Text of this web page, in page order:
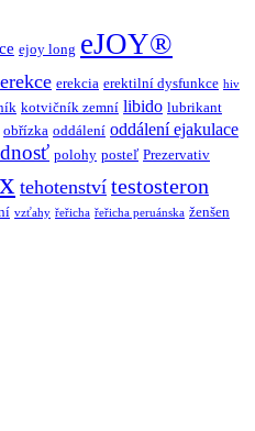
ejoy long eJOY®
erekce erekcia erektilní dysfunkce hiv
kotvičník zemní libido lubrikant
obřízka oddálení oddálení ejakulace
polohy posteľ Prezervativ
tehotenství testosteron
vzťahy řeřicha řeřicha peruánska ženšen